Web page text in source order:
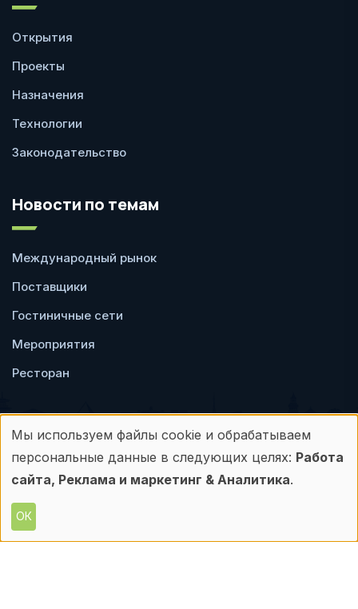
Открытия
Проекты
Назначения
Технологии
Законодательство
Новости по темам
Международный рынок
Поставщики
Гостиничные сети
Мероприятия
Ресторан
Пользовательское
соглашение
Политика
конфиденциальности
Любое использование материалов с данного
Использование
персональных
данных
и
Мы используем файлы cookie и обрабатываем
персональные данные в следующих целях: Работа
сайта, Реклама и маркетинг & Аналитика.
ОК